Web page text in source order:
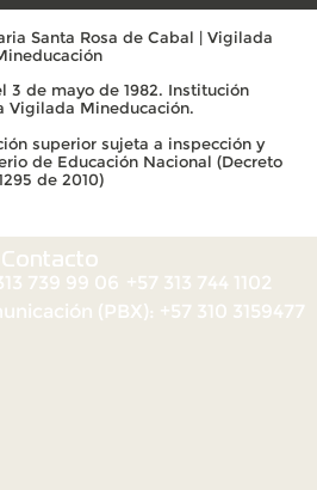
Santa Rosa de Cabal | Vigilada
3 de mayo de 1982. Institución
Vigilada Mineducación.
superior sujeta a inspección y
de Educación Nacional (Decreto
de 2010)
Contacto
739 99 06 +57 313 744 1102
(PBX): +57 310 3159477